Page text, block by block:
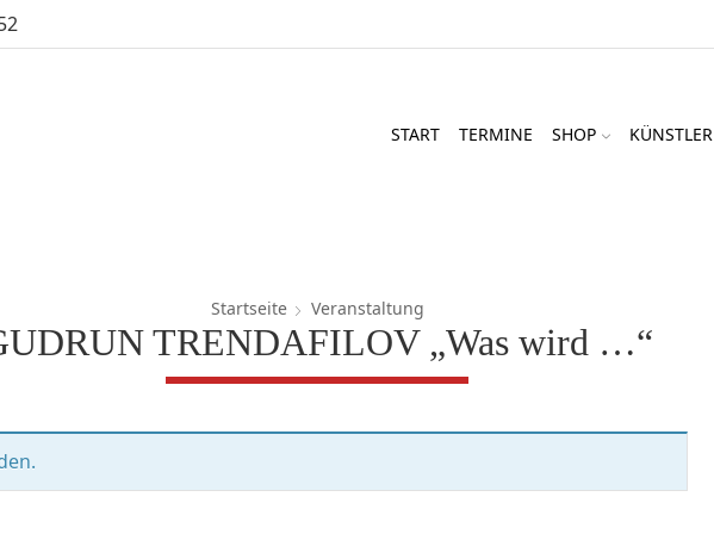
START TERMINE SHOP KÜNSTLER
Startseite Veranstaltung
TRENDAFILOV „Was wird …“